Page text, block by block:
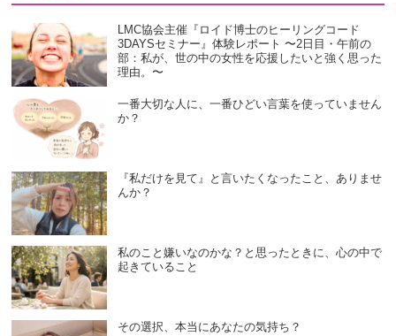
LMC協会主催『ロイド博士のヒーリングコード
3DAYSセミナー』体験レポート 〜2日目・午前の
部：私が、世の中の女性を応援したいと強く思った
理由。〜
一番大切な人に、一番ひどい言葉を使っていません
か？
『私だけを見て』と言いたくなったこと、ありませ
んか？
私のこと嫌いなのかな？と思ったときに、心の中で
起きていること
その選択、本当にあなたの気持ち？